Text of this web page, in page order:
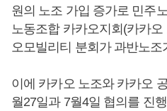
원의 노조 가입 증가로 민주
노동조합 카카오지회(카카
오모빌리티 분회가 과반노조
이에 카카오 노조와 카카오
월27일과 7월4일 협의를 진